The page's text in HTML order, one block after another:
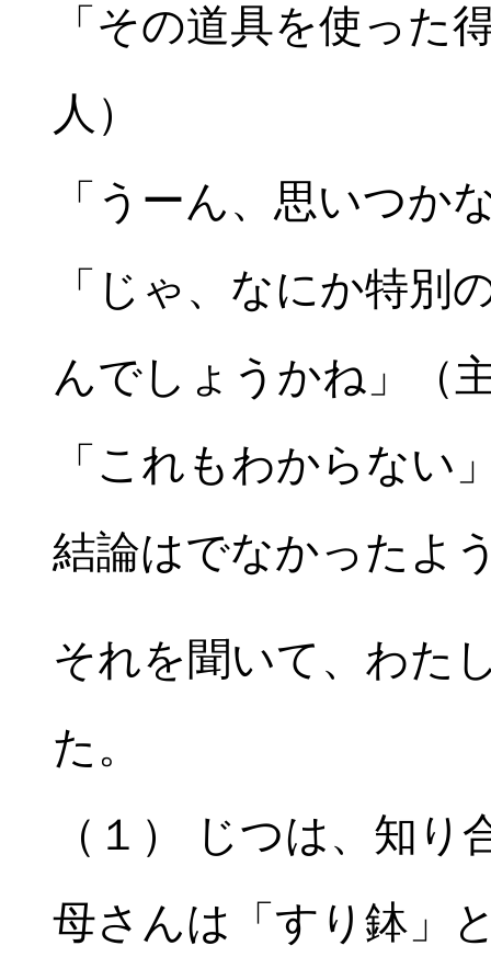
「その道具を使った
人）
「うーん、思いつか
「じゃ、なにか特別
んでしょうかね」（
「これもわからない
結論はでなかったよ
それを聞いて、わた
た。
（１） じつは、知
母さんは「すり鉢」